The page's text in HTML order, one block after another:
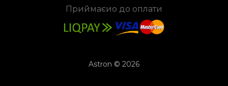
Приймаєио до оплати
Astron © 2026